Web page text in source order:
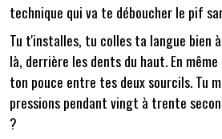
technique qui va te déboucher le pif
Tu t'installes, tu colles ta langue bien
là, derrière les dents du haut. En
ton pouce entre tes deux sourcils. Tu
pressions pendant vingt à trente
?